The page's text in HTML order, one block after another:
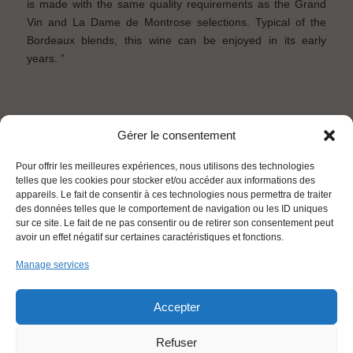
Gérer le consentement
Pour offrir les meilleures expériences, nous utilisons des technologies
telles que les cookies pour stocker et/ou accéder aux informations des
appareils. Le fait de consentir à ces technologies nous permettra de traiter
des données telles que le comportement de navigation ou les ID uniques
sur ce site. Le fait de ne pas consentir ou de retirer son consentement peut
avoir un effet négatif sur certaines caractéristiques et fonctions.
Manage services
Accepter
Refuser
is made with the same quality requirements as the Grand
Vin and La Dame de Montrose selections. Typical of the
Bordeaux blends, this wine can be enjoyed in its early
years. ”
2023 2024 2025
POLICY FOR PROTECTION OF PERSONNAL
DATA